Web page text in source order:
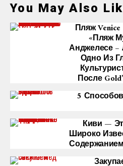
You May Also
Пляж
«Пляж
Анджелесе –
Одно Из
После
5
Киви —
Широко